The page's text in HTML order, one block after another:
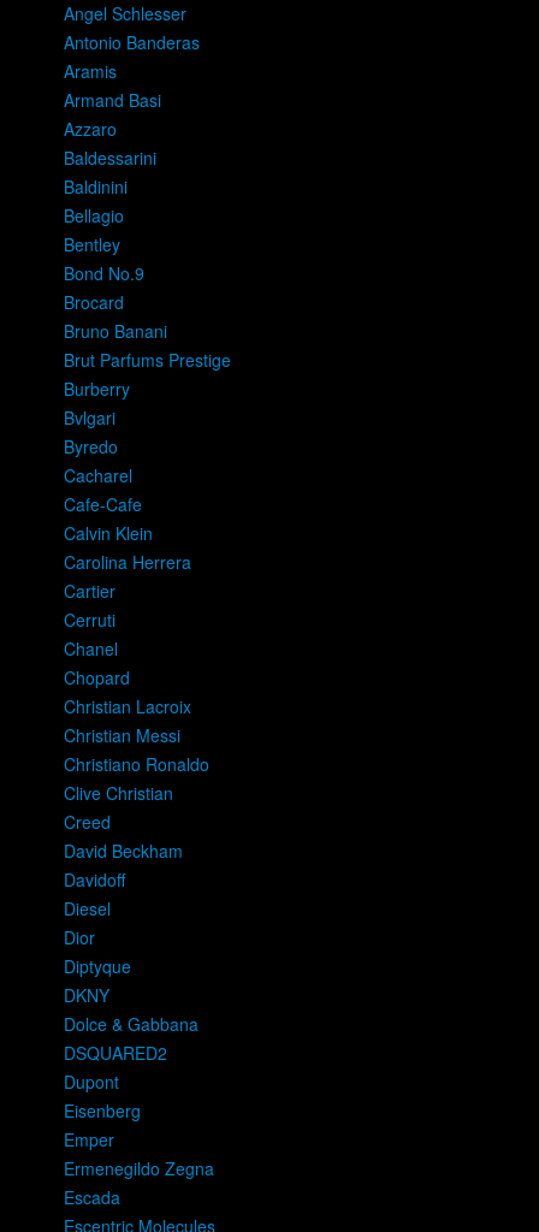
Angel Schlesser
Antonio Banderas
Aramis
Armand Basi
Azzaro
Baldessarini
Baldinini
Bellagio
Bentley
Bond No.9
Brocard
Bruno Banani
Brut Parfums Prestige
Burberry
Bvlgari
Byredo
Cacharel
Cafe-Cafe
Calvin Klein
Carolina Herrera
Cartier
Cerruti
Chanel
Chopard
Christian Lacroix
Christian Messi
Christiano Ronaldo
Clive Christian
Creed
David Beckham
Davidoff
Diesel
Dior
Diptyque
DKNY
Dolce & Gabbana
DSQUARED2
Dupont
Eisenberg
Emper
Ermenegildo Zegna
Escada
Escentric Molecules